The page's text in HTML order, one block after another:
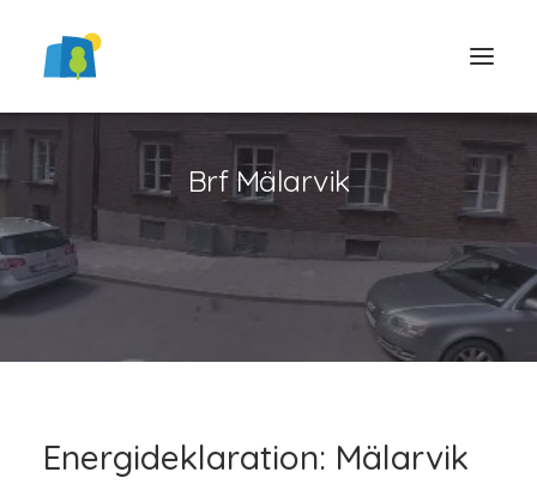
Brf Mälarvik
Energideklaration: Mälarvik